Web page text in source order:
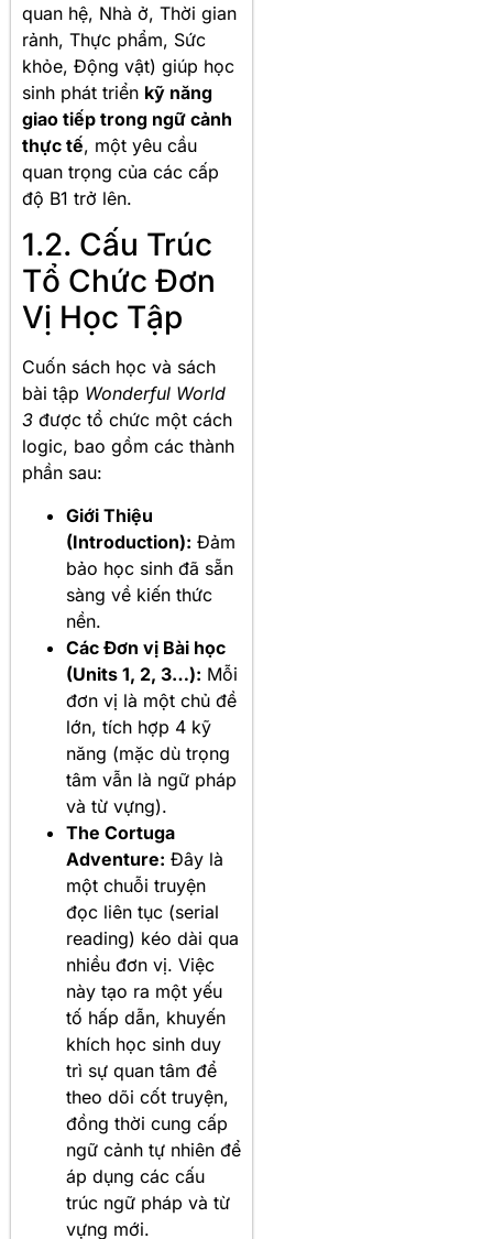
quan hệ, Nhà ở, Thời gian
rảnh, Thực phẩm, Sức
khỏe, Động vật) giúp học
sinh phát triển kỹ năng
giao tiếp trong ngữ cảnh
thực tế, một yêu cầu
quan trọng của các cấp
độ B1 trở lên.
1.2. Cấu Trúc
Tổ Chức Đơn
Vị Học Tập
Cuốn sách học và sách
bài tập Wonderful World
3 được tổ chức một cách
logic, bao gồm các thành
phần sau:
Giới Thiệu
(Introduction): Đảm
bảo học sinh đã sẵn
sàng về kiến thức
nền.
Các Đơn vị Bài học
(Units 1, 2, 3…): Mỗi
đơn vị là một chủ đề
lớn, tích hợp 4 kỹ
năng (mặc dù trọng
tâm vẫn là ngữ pháp
và từ vựng).
The Cortuga
Adventure: Đây là
một chuỗi truyện
đọc liên tục (serial
reading) kéo dài qua
nhiều đơn vị. Việc
này tạo ra một yếu
tố hấp dẫn, khuyến
khích học sinh duy
trì sự quan tâm để
theo dõi cốt truyện,
đồng thời cung cấp
ngữ cảnh tự nhiên để
áp dụng các cấu
trúc ngữ pháp và từ
vựng mới.